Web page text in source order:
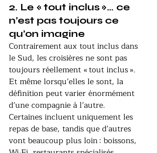
2. Le « tout inclus »… ce
n’est pas toujours ce
qu’on imagine
Contrairement aux tout inclus dans
le Sud, les croisières ne sont pas
toujours réellement « tout inclus ».
Et même lorsqu’elles le sont, la
définition peut varier énormément
d’une compagnie à l’autre.
Certaines incluent uniquement les
repas de base, tandis que d’autres
vont beaucoup plus loin : boissons,